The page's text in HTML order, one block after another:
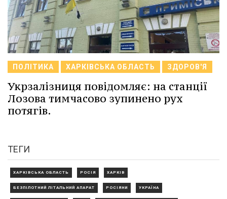
ПОЛІТИКА ХАРКІВСЬКА ОБЛАСТЬ ЗДОРОВ'Я
Укрзалізниця повідомляє: на станції
Лозова тимчасово зупинено рух
потягів.
ТЕГИ
ХАРКІВСЬКА ОБЛАСТЬ РОСІЯ ХАРКІВ
БЕЗПІЛОТНИЙ ЛІТАЛЬНИЙ АПАРАТ РОСІЯНИ УКРАЇНА